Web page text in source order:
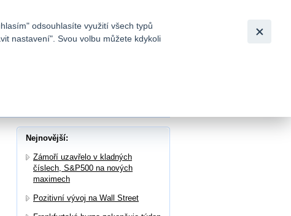
a
Nejnovější:
Zámoří uzavřelo v kladných
číslech, S&P500 na nových
maximech
Pozitivní vývoj na Wall Street
odsouhlasíte využití všech typů
nastavení". Svou volbu můžete kdykoli